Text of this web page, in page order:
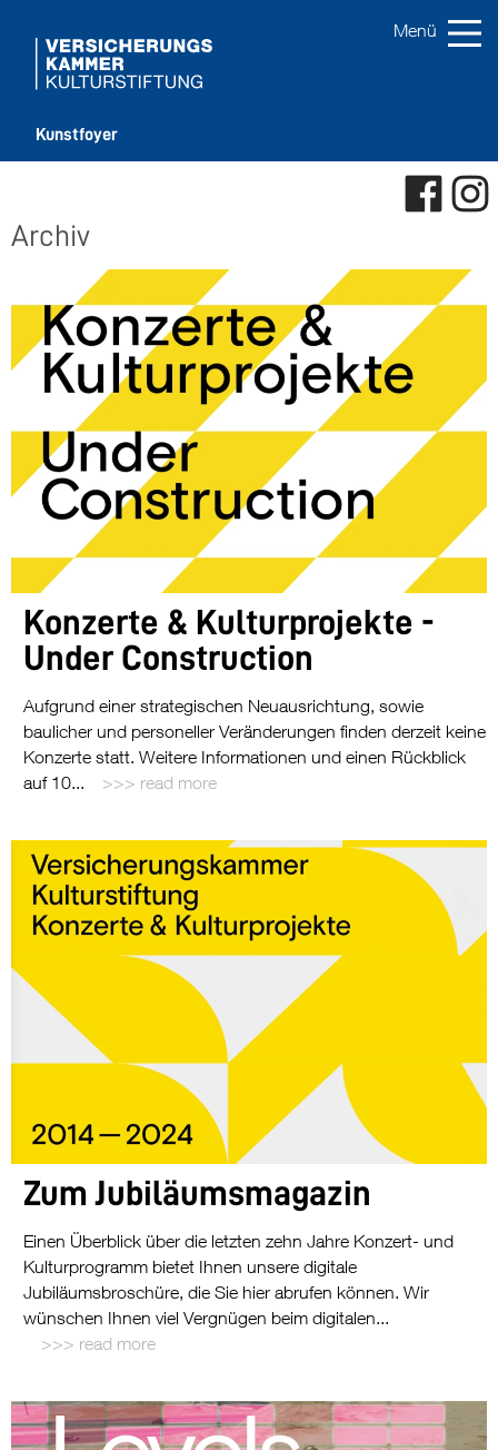
Kunstfoyer
Archiv
Konzerte & Kulturprojekte -
Under Construction
Aufgrund einer strategischen Neuausrichtung, sowie
baulicher und personeller Veränderungen finden derzeit keine
Konzerte statt. Weitere Informationen und einen Rückblick
auf 10...
read more
Zum Jubiläumsmagazin
Einen Überblick über die letzten zehn Jahre Konzert- und
Kulturprogramm bietet Ihnen unsere digitale
Jubiläumsbroschüre, die Sie hier abrufen können. Wir
wünschen Ihnen viel Vergnügen beim digitalen...
read more